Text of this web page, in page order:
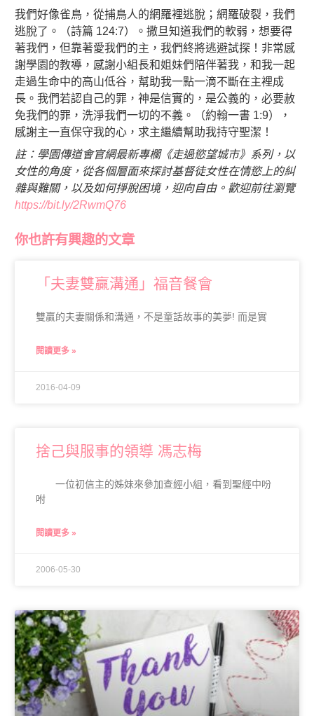
我們好像雀鳥，從捕鳥人的網羅裡逃脫；網羅破裂，我們
逃脫了。（詩篇 124:7）。撒旦知道我們的軟弱，想要得
著我們，但靠著愛我們的主，我們終將逃避試探！非常感
謝學園的教導，感謝小組長和姐妹們陪伴著我，和我一起
走過生命中的高山低谷，幫助我一點一滴不斷在主裡成
長。我們若認自己的罪，神是信實的，是公義的，必要赦
免我們的罪，洗淨我們一切的不義。（約翰一書 1:9），
感謝主一直保守我的心，求主繼續幫助我持守聖潔！
註：學園傳道會官網最新專欄《走過慾望城市》系列，以
女性的角度，從各個層面來探討基督徒女性在情慾上的糾
雜與難關，以及如何掙脫困境，迎向自由。歡迎前往瀏覽
https://bit.ly/2RwmQ76
你也許有興趣的文章
「夫妻雙贏溝通」福音餐會
雙贏的夫妻關係和溝通，不是童話故事的美夢! 而是實
閱讀更多 »
2016-04-09
捨己與服事的領導 馮志梅
一位初信主的姊妹來參加查經小組，看到聖經中吩
咐
閱讀更多 »
2006-05-30